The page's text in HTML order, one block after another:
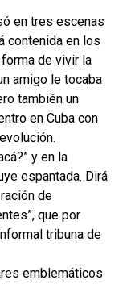
en tres escenas
contenida en los
de vivir la
amigo le tocaba
también un
en Cuba con
y en la
espantada. Dirá
de
que por
tribuna de
emblemáticos